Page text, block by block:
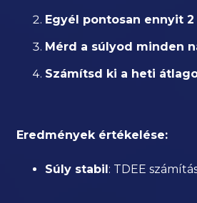
Egyél pontosan ennyit
Mérd a súlyod minden
Számítsd ki a heti
Eredmények értékelése:
Súly stabil: TDEE